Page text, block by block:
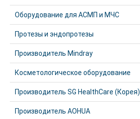
Оборудование для АСМП и МЧС
Протезы и эндопротезы
Производитель Mindray
Косметологическое оборудование
Производитель SG HealthCare (Корея)
Производитель AOHUA